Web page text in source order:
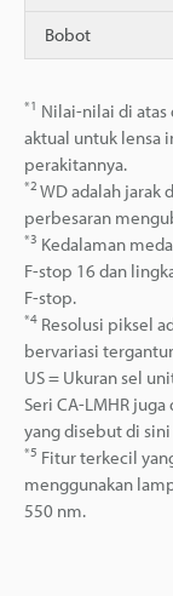
Bobot
*1 Nilai-nilai di
aktual untuk lensa
perakitannya.
*2 WD adalah jarak
perbesaran
*3 Kedalaman
F-stop 16 dan
F-stop.
*4 Resolusi piksel
bervariasi
US = Ukuran sel
Seri CA-LMHR
yang disebut di
*5 Fitur terkecil
menggunakan
550 nm.